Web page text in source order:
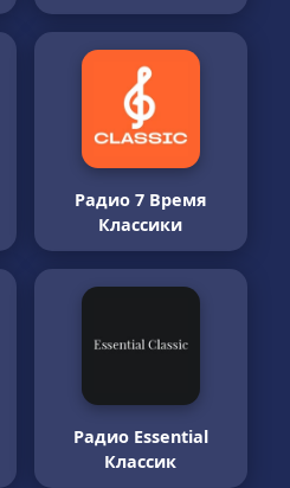
Радио 7 Время
Классики
Радио Essential
Классик